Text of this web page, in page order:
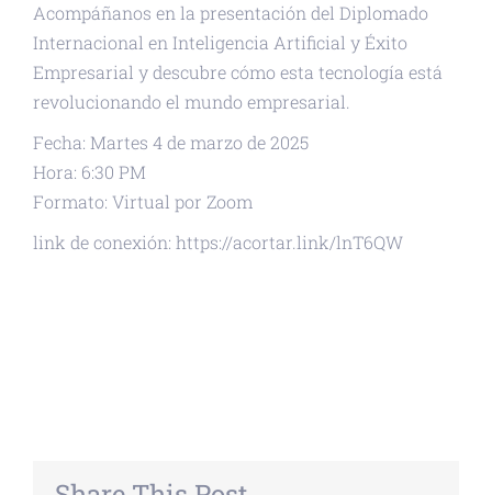
Acompáñanos en la presentación del Diplomado
Internacional en Inteligencia Artificial y Éxito
Empresarial y descubre cómo esta tecnología está
revolucionando el mundo empresarial.
Fecha: Martes 4 de marzo de 2025
Hora: 6:30 PM
Formato: Virtual por Zoom
link de conexión: https://acortar.link/lnT6QW